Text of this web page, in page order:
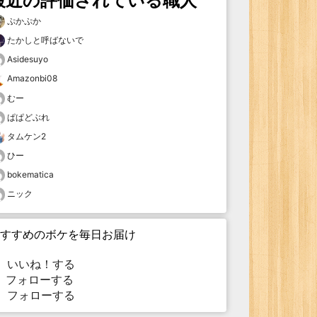
ぷかぷか
たかしと呼ばないで
Asidesuyo
Amazonbi08
むー
ぱぱどぶれ
タムケン2
ひー
bokematica
ニック
すめのボケを毎日お届け
いいね！する
ォローする
フォローする